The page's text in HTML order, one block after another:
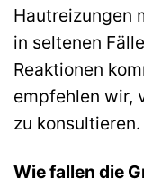
Hautreizungen
in seltenen
Reaktionen
empfehlen wir,
zu konsultieren.
Wie fallen die